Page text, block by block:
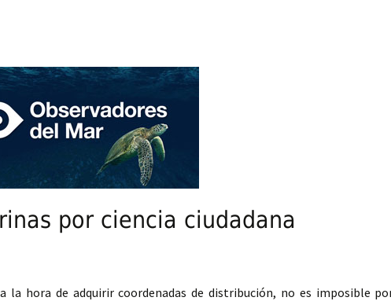
por ciencia ciudadana
la hora de adquirir coordenadas de distribución, no es imposible